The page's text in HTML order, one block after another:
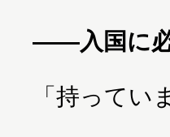
――入国に必
「持ってい